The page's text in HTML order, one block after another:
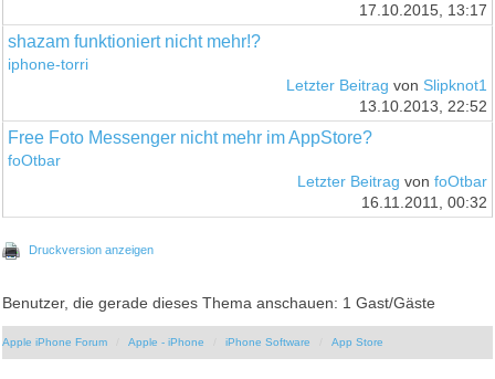
17.10.2015, 13:17
shazam funktioniert nicht mehr!?
iphone-torri
Letzter Beitrag von Slipknot1
13.10.2013, 22:52
Free Foto Messenger nicht mehr im AppStore?
foOtbar
Letzter Beitrag von foOtbar
16.11.2011, 00:32
Druckversion anzeigen
Benutzer, die gerade dieses Thema anschauen: 1 Gast/Gäste
Apple iPhone Forum Apple - iPhone iPhone Software App Store